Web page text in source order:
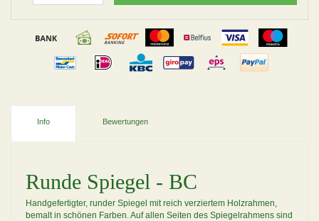
Info Bewertungen
Runde Spiegel - BC
Handgefertigter, runder Spiegel mit reich verziertem Holzrahmen,
bemalt in schönen Farben. Auf allen Seiten des Spiegelrahmens sind